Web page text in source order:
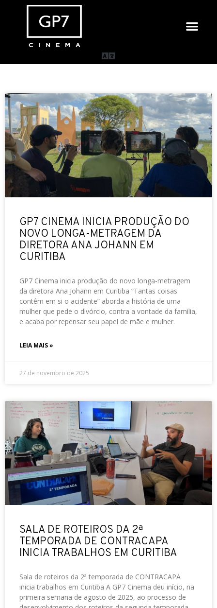
GP7 CINEMA INICIA PRODUÇÃO DO
NOVO LONGA-METRAGEM DA
DIRETORA ANA JOHANN EM
CURITIBA
GP7 Cinema inicia produção do novo longa-metragem
da diretora Ana Johann em Curitiba “Tantas coisas
contêm em si o acidente” aborda a história de uma
mulher que pede o divórcio, contra a vontade da família,
e acaba por repensar seu papel de mãe e mulher.
LEIA MAIS »
27 de novembro de 2025
SALA DE ROTEIROS DA 2ª
TEMPORADA DE CONTRACAPA
INICIA TRABALHOS EM CURITIBA
Sala de roteiros da 2ª temporada de CONTRACAPA
inicia trabalhos em Curitiba A GP7 Cinema deu início, na
primeira semana de agosto de 2025, ao processo de